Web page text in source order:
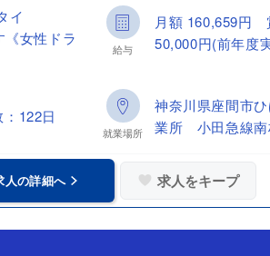
イ
《女性ドラ
給与
月額 160,659円
50,000円(前年度
122日
就業場所
神奈川県座間市
業所 小田急線南
人の詳細へ 求人をキープ